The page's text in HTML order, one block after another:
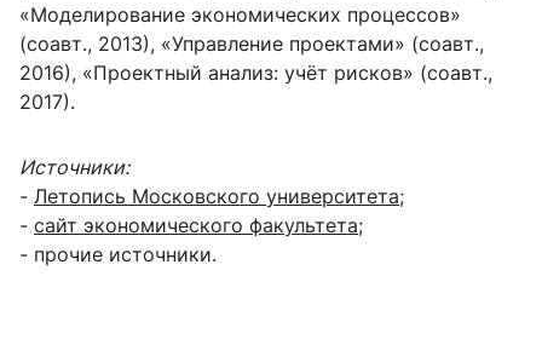
«Моделирование экономических процессов»
(соавт., 2013), «Управление проектами» (соавт.,
2016), «Проектный анализ: учёт рисков» (соавт.,
2017).
Источники:
- Летопись Московского университета;
- сайт экономического факультета;
- прочие источники.